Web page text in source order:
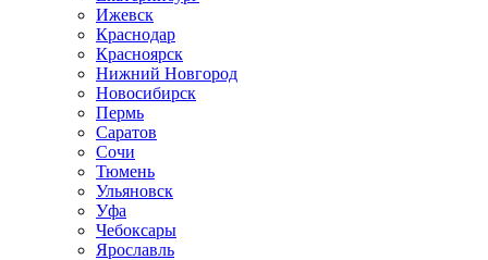
Ижевск
Краснодар
Красноярск
Нижний Новгород
Новосибирск
Пермь
Саратов
Сочи
Тюмень
Ульяновск
Уфа
Чебоксары
Ярославль